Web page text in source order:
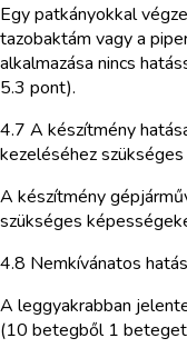
Egy patkányokkal
tazobaktám vagy a
alkalmazása nincs
5.3 pont).
4.7 A készítmény
kezeléséhez
A készítmény
szükséges
4.8 Nemkívánatos
A leggyakrabban
(10 betegből 1